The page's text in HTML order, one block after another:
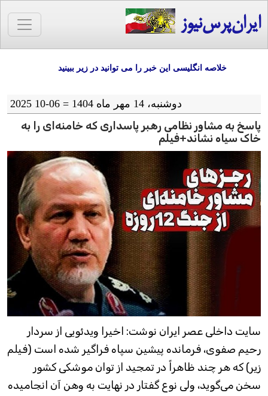
ایران‌پرس‌نیوز
خلاصه انگلیسی این خبر را می توانید در زیر ببینید
دوشنبه، 14 مهر ماه 1404 = 06-10 2025
پاسخ به مشاور نظامی رهبر پاسداری که خامنه‌ای را به
خاک سیاه نشاند+فیلم
سایت داخلی عصر ایران نوشت: اخیرا ویدئویی از سردار
رحیم صفوی، فرمانده پیشین سپاه فراگیر شده است (فیلم
زیر) که هر چند ظاهراً در تمجید از توان موشکی کشور
سخن می‌گوید، ولی نوع گفتار در نهایت به وهن آن انجامیده